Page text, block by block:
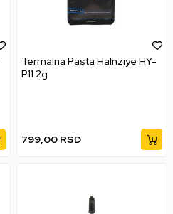
Termalna Pasta Halnziye HY-
P11 2g
799,00 RSD